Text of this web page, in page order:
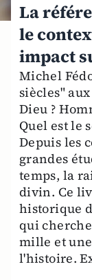
La
le
impact
Michel
siècles"
Dieu ?
Quel est le
Depuis les
grandes
temps, la
divin. Ce
historique
qui
mille et
l'histoire.